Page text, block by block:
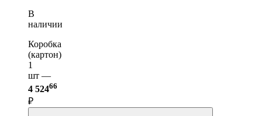
В
наличии
Коробка
(картон)
1
шт —
4 52466
₽